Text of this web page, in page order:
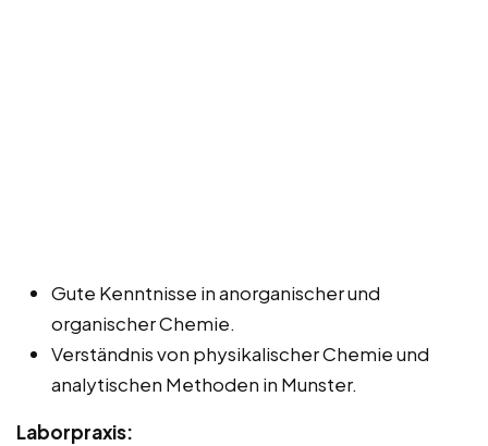
Gute Kenntnisse in anorganischer und
organischer Chemie.
Verständnis von physikalischer Chemie und
analytischen Methoden in Munster.
Laborpraxis: